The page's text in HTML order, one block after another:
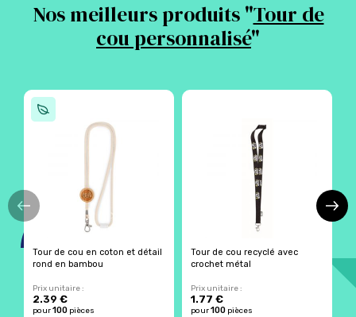
Nos meilleurs produits "Tour de
cou personnalisé"
Tour de cou en coton et détail
rond en bambou
Prix unitaire :
2.39 €
pour100 pièces
Tour de cou recyclé avec
crochet métal
Prix unitaire :
1.77 €
pour100 pièces